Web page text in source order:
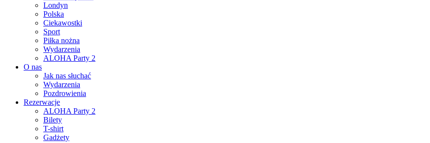
Londyn
Polska
Ciekawostki
Sport
Piłka nożna
Wydarzenia
ALOHA Party 2
O nas
Jak nas słuchać
Wydarzenia
Pozdrowienia
Rezerwacje
ALOHA Party 2
Bilety
T-shirt
Gadżety